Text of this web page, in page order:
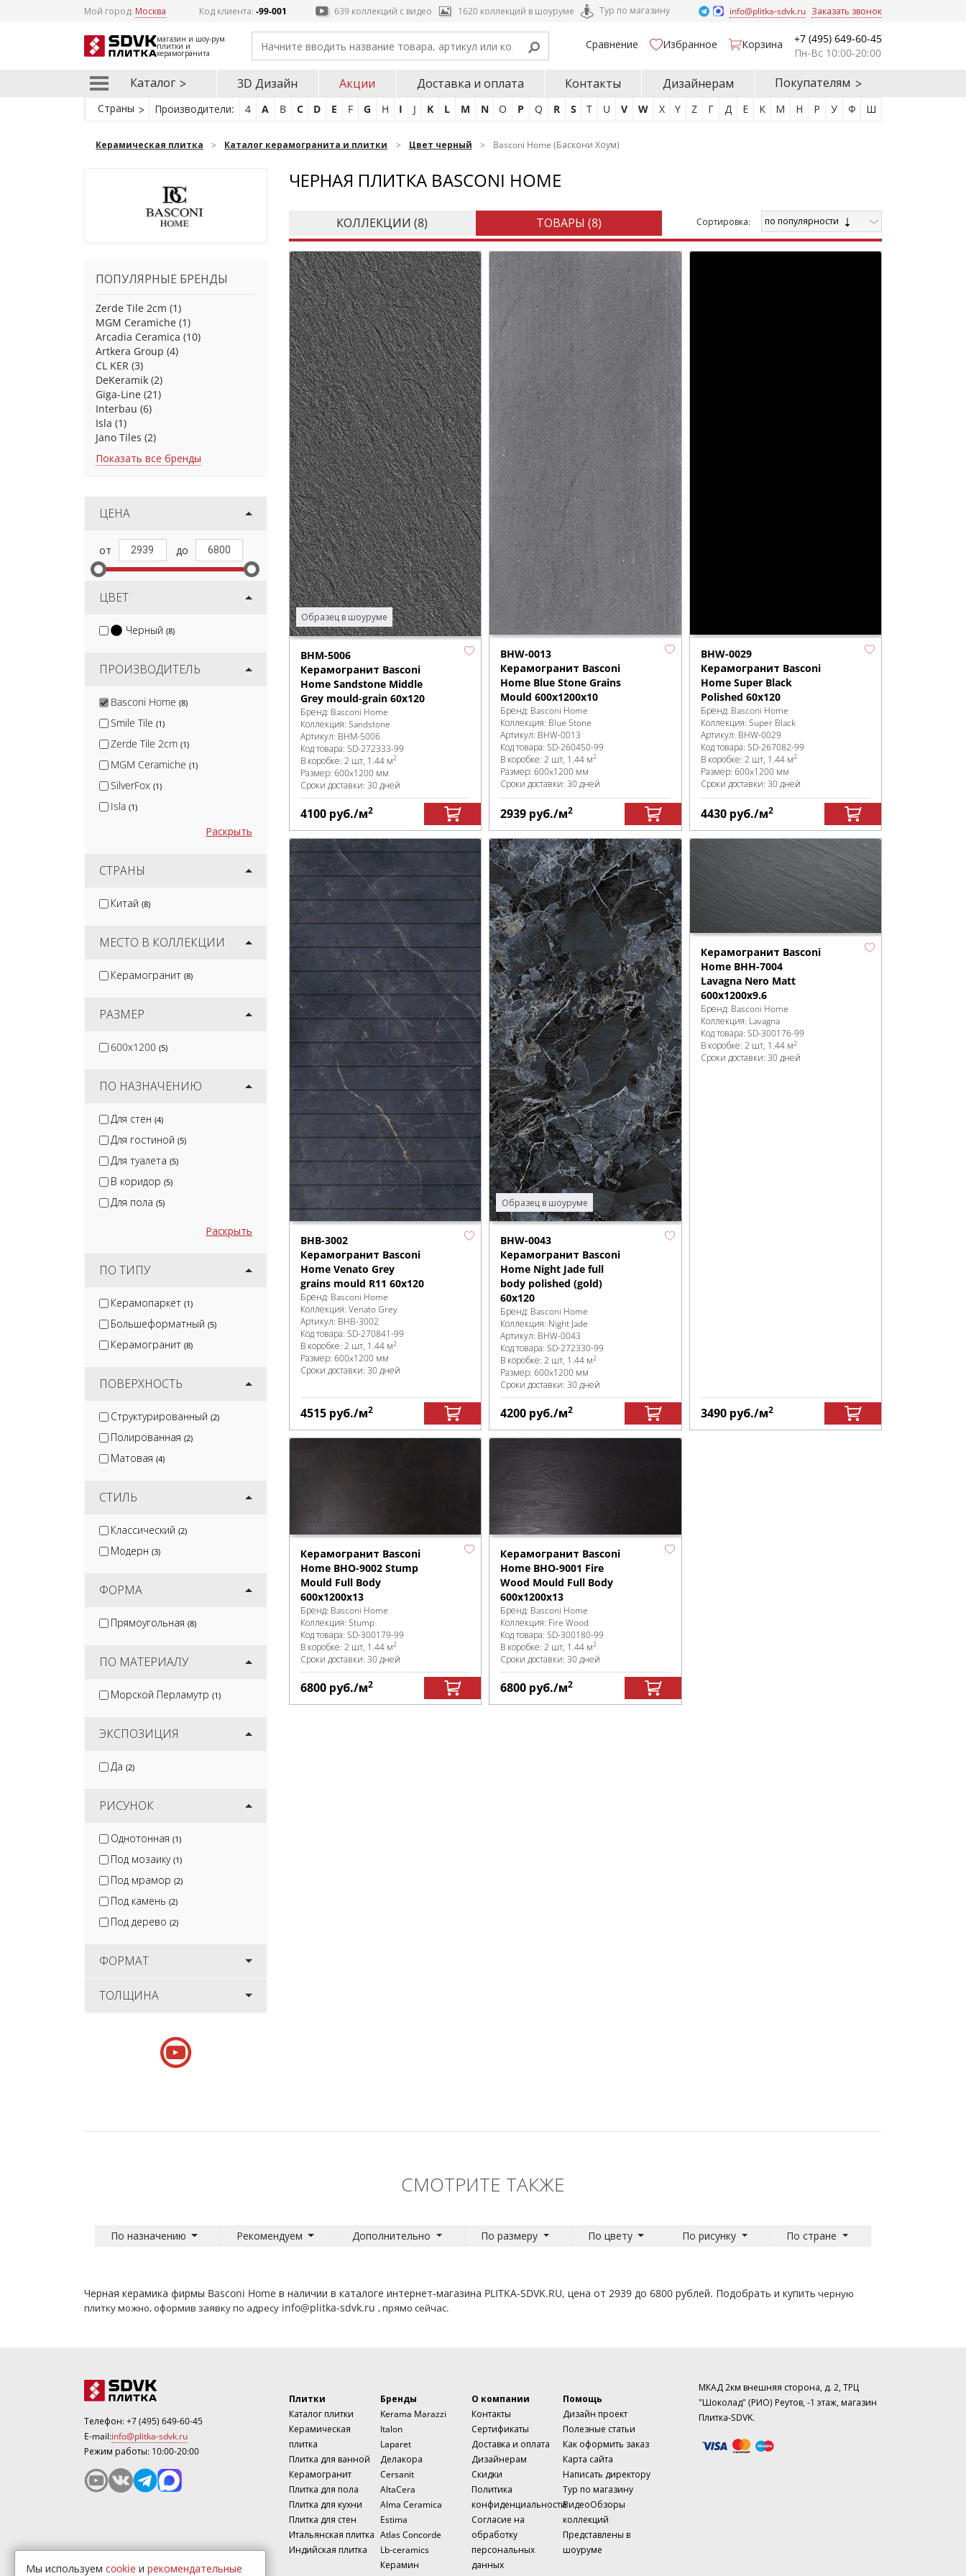
Мой город: Москва Код клиента:-99-001 639 коллекций с видео 1620 коллекций в шоуруме Тур по магазину info@plitka-sdvk.ru Заказать звонок
магазин и шоу-рум
плитки и
керамогранита
Сравнение Избранное Корзина
+7 (495) 649-60-45
Пн-Вс 10:00-20:00
Каталог 3D Дизайн Акции Доставка и оплата Контакты Дизайнерам Покупателям
Страны Производители: 4 A B C D E F G H I J K L M N O P Q R S T U V W X Y Z Г Д Е К М Н Р У Ф Ш
Керамическая плитка Каталог керамогранита и плитки Цвет черный Basconi Home (Баскони Хоум)
ПОПУЛЯРНЫЕ БРЕНДЫ
Zerde Tile 2cm (1)
MGM Ceramiche (1)
Arcadia Ceramica (10)
Artkera Group (4)
CL KER (3)
DeKeramik (2)
Giga-Line (21)
Interbau (6)
Isla (1)
Jano Tiles (2)
Показать все бренды
ЦЕНА
ЦВЕТ
Черный (8)
ПРОИЗВОДИТЕЛЬ
Basconi Home (8)
Smile Tile (1)
Zerde Tile 2cm (1)
MGM Ceramiche (1)
SilverFox (1)
Isla (1)
Protiles
Kirovit (2)
Раскрыть
СТРАНЫ
Китай (8)
МЕСТО В КОЛЛЕКЦИИ
Керамогранит (8)
РАЗМЕР
600x1200 (5)
ПО НАЗНАЧЕНИЮ
Для стен (4)
Для гостиной (5)
Для туалета (5)
В коридор (5)
Для пола (5)
Раскрыть
ПО ТИПУ
Керамопаркет (1)
Большеформатный (5)
Керамогранит (8)
ПОВЕРХНОСТЬ
Структурированный (2)
Полированная (2)
Матовая (4)
СТИЛЬ
Классический (2)
Модерн (3)
ФОРМА
Прямоугольная (8)
ПО МАТЕРИАЛУ
Морской Перламутр (1)
ЭКСПОЗИЦИЯ
Да (2)
РИСУНОК
Однотонная (1)
Под мозаику (1)
Под мрамор (2)
Под камень (2)
Под дерево (2)
ФОРМАТ
ТОЛЩИНА
ЧЕРНАЯ ПЛИТКА BASCONI HOME
КОЛЛЕКЦИИ (8) ТОВАРЫ (8) Cортировка: по популярности
Образец в шоуруме
BHM-5006
Керамогранит Basconi
Home Sandstone Middle
Grey mould-grain 60x120
Бренд: Basconi Home
Коллекция: Sandstone
Артикул: BHM-5006
Код товара: SD-272333-99
В коробке: 2 шт, 1.44 м2
Размер: 600x1200 мм
Сроки доставки: 30 дней
4100 руб./м2
BHW-0013
Керамогранит Basconi
Home Blue Stone Grains
Mould 600x1200x10
Бренд: Basconi Home
Коллекция: Blue Stone
Артикул: BHW-0013
Код товара:SD-260450-99
В коробке:2 шт, 1.44 м2
Размер:600x1200 мм
Сроки доставки: 30 дней
2939 руб./м2
BHW-0029
Керамогранит Basconi
Home Super Black
Polished 60x120
Бренд: Basconi Home
Коллекция: Super Black
Артикул: BHW-0029
Код товара: SD-267082-99
В коробке: 2 шт, 1.44 м2
Размер: 600x1200 мм
Сроки доставки: 30 дней
4430 руб./м2
BHB-3002
Керамогранит Basconi
Home Venato Grey
grains mould R11 60x120
Бренд: Basconi Home
Коллекция: Venato Grey
Артикул: BHB-3002
Код товара: SD-270841-99
В коробке: 2 шт, 1.44 м2
Размер: 600x1200 мм
Сроки доставки: 30 дней
4515 руб./м2
Образец в шоуруме
BHW-0043
Керамогранит Basconi
Home Night Jade full
body polished (gold)
60x120
Бренд: Basconi Home
Коллекция: Night Jade
Артикул: BHW-0043
Код товара:SD-272330-99
В коробке:2 шт, 1.44 м2
Размер:600x1200 мм
Сроки доставки: 30 дней
4200 руб./м2
Керамогранит Basconi
Home BHH-7004
Lavagna Nero Matt
600x1200x9.6
Бренд: Basconi Home
Коллекция: Lavagna
Код товара: SD-300176-99
В коробке: 2 шт, 1.44 м2
Сроки доставки: 30 дней
3490 руб./м2
Керамогранит Basconi
Home BHO-9002 Stump
Mould Full Body
600x1200x13
Бренд: Basconi Home
Коллекция: Stump
Код товара: SD-300179-99
В коробке: 2 шт, 1.44 м2
Сроки доставки: 30 дней
6800 руб./м2
Керамогранит Basconi
Home BHO-9001 Fire
Wood Mould Full Body
600x1200x13
Бренд: Basconi Home
Коллекция: Fire Wood
Код товара:SD-300180-99
В коробке:2 шт, 1.44 м2
Сроки доставки: 30 дней
6800 руб./м2
СМОТРИТЕ ТАКЖЕ
По назначению Рекомендуем Дополнительно По размеру По цвету По рисунку По стране
Черная керамика фирмы Basconi Home в наличии в каталоге интернет-магазина PLITKA-SDVK.RU, цена от 2939 до 6800 рублей. Подобрать и купить черную
плиткуможно, оформив заявку по адресу info@plitka-sdvk.ru , прямо сейчас.
Телефон:+7 (495) 649-60-45
E-mail:info@plitka-sdvk.ru
Режим работы: 10:00-20:00
Плитки
Каталог плитки
Керамическая
плитка
Плитка для ванной
Керамогранит
Плитка для пола
Плитка для кухни
Плитка для стен
Итальянская плитка
Индийская плитка
Бренды
Kerama Marazzi
Italon
Laparet
Делакора
Cersanit
AltaCera
Alma Ceramica
Estima
Atlas Concorde
Lb-ceramics
Керамин
О компании
Контакты
Сертификаты
Доставка и оплата
Дизайнерам
Скидки
Политика
конфиденциальности
Согласие на
обработку
персональных
данных
Помощь
Дизайн проект
Полезные статьи
Как оформить заказ
Карта сайта
Написать директору
Тур по магазину
ВидеоОбзоры
коллекций
Представлены в
шоуруме
МКАД 2км внешняя сторона, д. 2, ТРЦ
"Шоколад" (РИО) Реутов, -1 этаж, магазин
Плитка-SDVK.
Мы используем cookie и рекомендательные